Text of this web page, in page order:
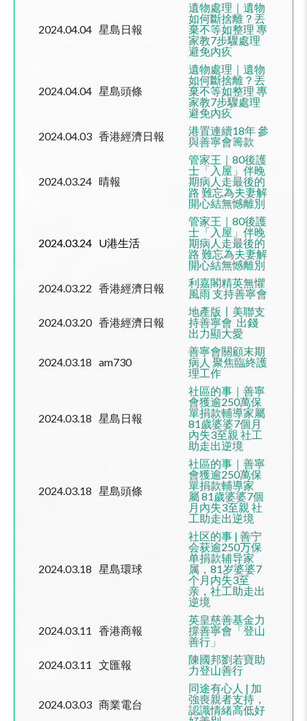
2024.04.04 星島日報
遺物處理｜遺物
如何斷捨離？丟
棄不等如整理 專
家教7步驟處理
避免內疚
2024.04.04 星島頭條
遺物處理｜遺物
如何斷捨離？丟
棄不等如整理 專
家教7步驟處理
避免內疚
2024.04.03 香港經濟日報 港置連續18年 參
與善寧會籌款
2024.03.24 晴報
管家王｜ 80後護
士「入屋」伴晚
期病人走最後的
路 難忘為夫妻解
開心結無憾離別
2024.03.24 U港生活
管家王｜ 80後護
士「入屋」伴晚
期病人走最後的
路 難忘為夫妻解
開心結無憾離別
2024.03.22 香港經濟日報
利嘉閣精英無懼
風雨 支持善寧會
2024.03.20 香港經濟日報
地產版〡美聯支
持善寧會 出錢
出力顯大愛
2024.03.18 am730
善寧會關顧末期
病人 聚焦臨終護
理工作
2024.03.18 星島日報
社區的事｜善寧
會獲逾250萬保
單捐款輔導家屬
81歲婆婆7個月
內失3至親 社工
助走出逆境
2024.03.18 星島頭條
社區的事｜善寧
會獲逾250萬保
單捐款輔導家
屬81歲婆婆7個
月內失3至親 社
工助走出逆境
2024.03.18 星島環球
社区的事 | 善宁
会获逾250万保
单捐款辅导家
属， 81岁婆婆7
个月内失3至
亲，社工助走出
逆境
2024.03.11 香港商報
英皇慈善基金力
撐善寧會「登山
善行」
2024.03.11
文匯報
陳國邦劉若寶助
力登山善行
2024.03.03 商業電台
同途有心人 | 加
強喪親者支持，
認識情緒高低好